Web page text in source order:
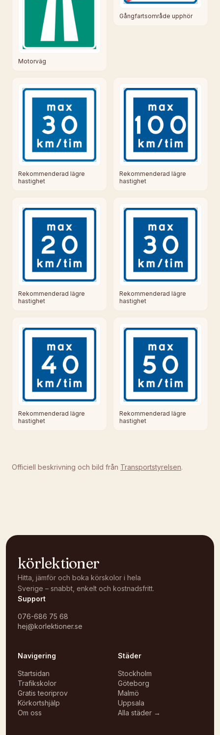
Motorväg
Gångfartsområde upphör
Rekommenderad lägre
hastighet
Rekommenderad lägre
hastighet
Rekommenderad lägre
hastighet
Rekommenderad lägre
hastighet
Rekommenderad lägre
hastighet
Rekommenderad lägre
hastighet
Officiell beskrivning och bild från Transportstyrelsen.
körlektioner
Hitta, jämför och boka körskolor i hela
Sverige – snabbt, enkelt och kostnadsfritt.
Support
076-686 75 68
hej@korlektioner.se
Navigering
Startsidan
Trafikskolor
Gratis teoriprov
Körkortshjälp
Om oss
Städer
Stockholm
Göteborg
Malmö
Uppsala
Alla städer →